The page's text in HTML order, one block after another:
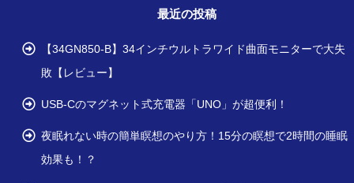
最近の投稿
【34GN850-B】34インチウルトラワイド曲面モニターで大失
敗【レビュー】
USB-Cのマグネット式充電器「UNO」が超便利！
夜眠れない時の簡単瞑想のやり方！15分の瞑想で2時間の睡眠
効果も！？